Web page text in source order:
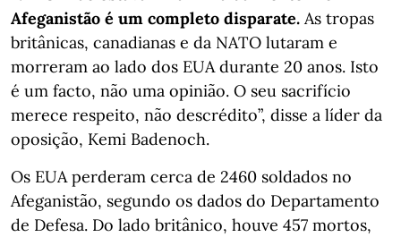
Afeganistão é um completo disparate. As tropas
britânicas, canadianas e da NATO lutaram e
morreram ao lado dos EUA durante 20 anos. Isto
é um facto, não uma opinião. O seu sacrifício
merece respeito, não descrédito”, disse a líder da
oposição, Kemi Badenoch.
Os EUA perderam cerca de 2460 soldados no
Afeganistão, segundo os dados do Departamento
de Defesa. Do lado britânico, houve 457 mortos,